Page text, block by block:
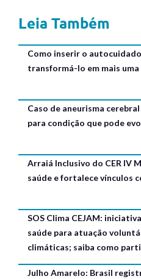
Leia Também
Como inserir o
transformá-lo em mais uma
Caso de aneurisma
para condição que pode
Arraiá Inclusivo do CER IV
saúde e fortalece vínculos
SOS Clima CEJAM:
saúde para atuação
climáticas; saiba como
Julho Amarelo: Brasil